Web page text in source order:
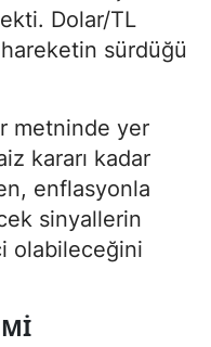
Dolar/TL
sürdüğü
metninde yer
kararı kadar
enflasyonla
sinyallerin
olabileceğini